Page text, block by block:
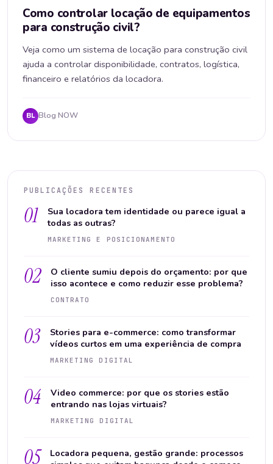
Como controlar locação de equipamentos
para construção civil?
Veja como um sistema de locação para construção civil
ajuda a controlar disponibilidade, contratos, logística,
financeiro e relatórios da locadora.
BL Blog NOW
PUBLICAÇÕES RECENTES
01
Sua locadora tem identidade ou parece igual a
todas as outras?
MARKETING E POSICIONAMENTO
02
O cliente sumiu depois do orçamento: por que
isso acontece e como reduzir esse problema?
CONTRATO
03
Stories para e-commerce: como transformar
vídeos curtos em uma experiência de compra
MARKETING DIGITAL
04
Video commerce: por que os stories estão
entrando nas lojas virtuais?
MARKETING DIGITAL
05
Locadora pequena, gestão grande: processos